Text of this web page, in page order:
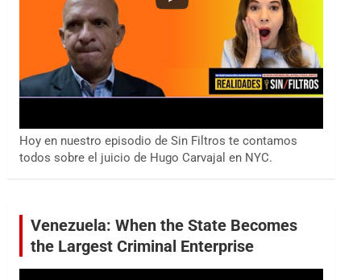
Hoy en nuestro episodio de Sin Filtros te contamos
todos sobre el juicio de Hugo Carvajal en NYC.
Venezuela: When the State Becomes
the Largest Criminal Enterprise